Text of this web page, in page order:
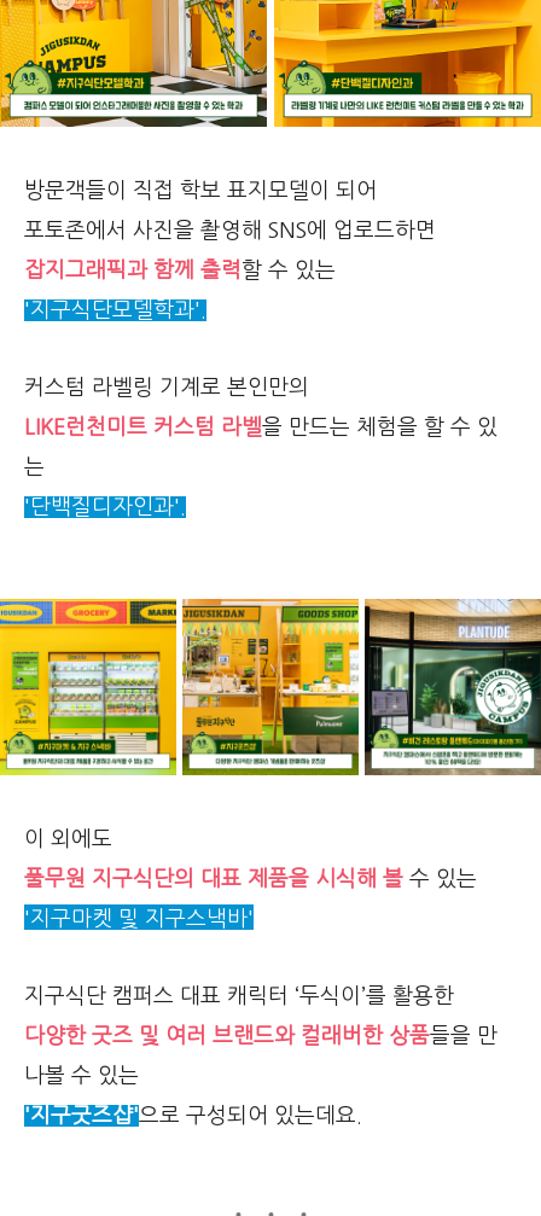
방문객들이 직접 학보 표지모델이 되어
포토존에서 사진을 촬영해 SNS에 업로드하면
잡지그래픽과 함께 출력할 수 있는
'지구식단모델학과'.
커스텀 라벨링 기계로 본인만의
LIKE런천미트 커스텀 라벨을 만드는 체험을 할 수 있
는
'단백질디자인과'.
이 외에도
풀무원 지구식단의 대표 제품을 시식해 볼 수 있는
'지구마켓 및 지구스낵바'
지구식단 캠퍼스 대표 캐릭터 ‘두식이’를 활용한
다양한 굿즈 및 여러 브랜드와 컬래버한 상품들을 만
나볼 수 있는
'지구굿즈샵'으로 구성되어 있는데요.